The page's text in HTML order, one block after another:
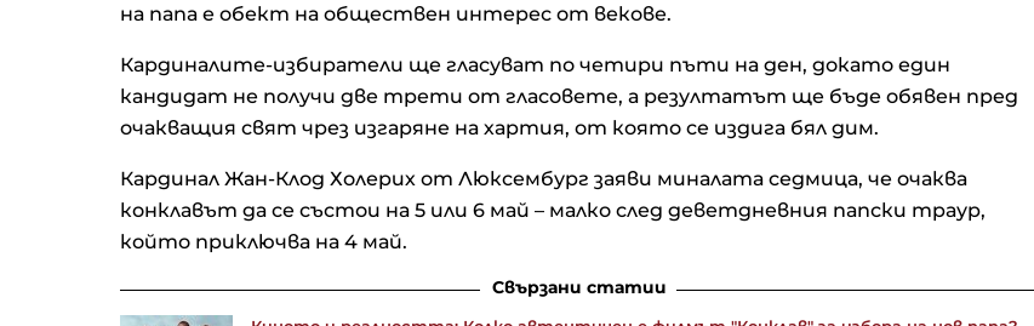
на папа е обект на обществен интерес от векове.
Кардиналите-избиратели ще гласуват по четири пъти на ден, докато един
кандидат не получи две трети от гласовете, а резултатът ще бъде обявен пред
очакващия свят чрез изгаряне на хартия, от която се издига бял дим.
Кардинал Жан-Клод Холерих от Люксембург заяви миналата седмица, че очаква
конклавът да се състои на 5 или 6 май – малко след деветдневния папски траур,
който приключва на 4 май.
Свързани статии